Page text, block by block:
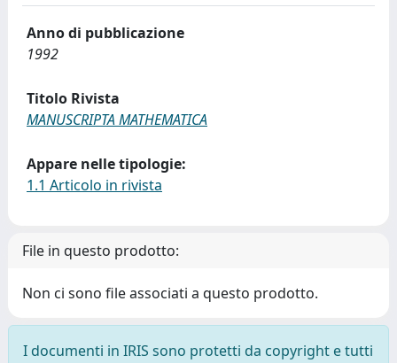
Anno di pubblicazione
1992
Titolo Rivista
MANUSCRIPTA MATHEMATICA
Appare nelle tipologie:
1.1 Articolo in rivista
File in questo prodotto:
Non ci sono file associati a questo prodotto.
I documenti in IRIS sono protetti da copyright e tutti